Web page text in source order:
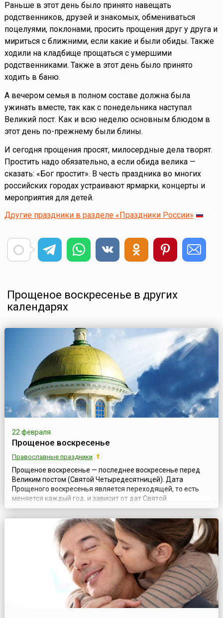
Раньше в этот день было принято навещать
родственников, друзей и знакомых, обмениваться
поцелуями, поклонами, просить прощения друг у друга и
мириться с ближними, если какие и были обиды. Также
ходили на кладбище прощаться с умершими
родственниками. Также в этот день было принято
ходить в баню.
А вечером семья в полном составе должна была
ужинать вместе, так как с понедельника наступал
Великий пост. Как и всю неделю основным блюдом в
этот день по-прежнему были блины.
И сегодня прощения просят, милосердные дела творят.
Простить надо обязательно, а если обида велика —
сказать: «Бог простит». В честь праздника во многих
российских городах устраивают ярмарки, концерты и
мероприятия для детей.
Другие праздники в разделе «Праздники России»
Прощеное воскресенье в других
календарях
22 февраля
Прощеное воскресенье
Православные праздники
Прощеное воскресенье — последнее воскресенье перед
Великим постом (Святой Четыредесятницей). Дата
Прощеного воскресенья является переходящей, то есть
меняется каждый год, и зависит от дат Святой
Четыредесятницы, и следовательно — от даты
празднования Пасхи.В этот день в церквях на литургии
читается Евангелие с частью из Нагорной Проповеди, где
говорится о прощении обид ближним, без чего мы не ...